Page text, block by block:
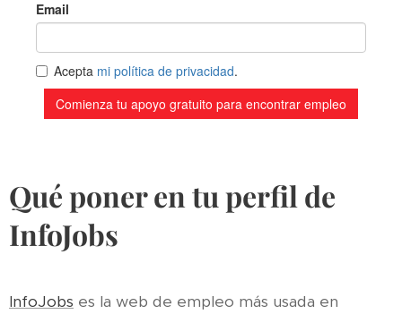
Qué poner en tu perfil de
InfoJobs
InfoJobs es la web de empleo más usada en